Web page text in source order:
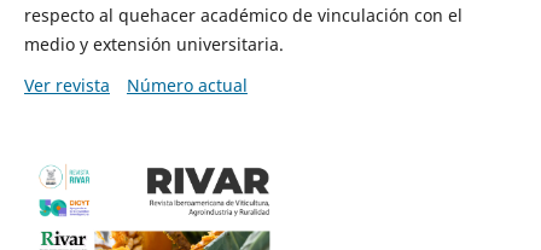
respecto al quehacer académico de vinculación con el
medio y extensión universitaria.
Ver revista
Número actual